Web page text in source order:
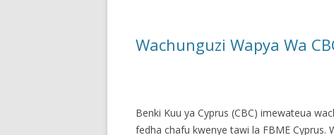
Wachunguzi Wapya Wa
Benki Kuu ya Cyprus (CBC) imewateua
fedha chafu kwenye tawi la FBME Cyprus.